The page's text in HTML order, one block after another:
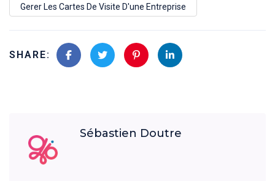
Gerer Les Cartes De Visite D'une Entreprise
SHARE:
Sébastien Doutre